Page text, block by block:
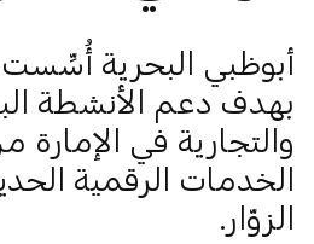
بهدف دعم الأنشطة
والتجارية في الإمارة
الخدمات الرقمية
الزوّار.